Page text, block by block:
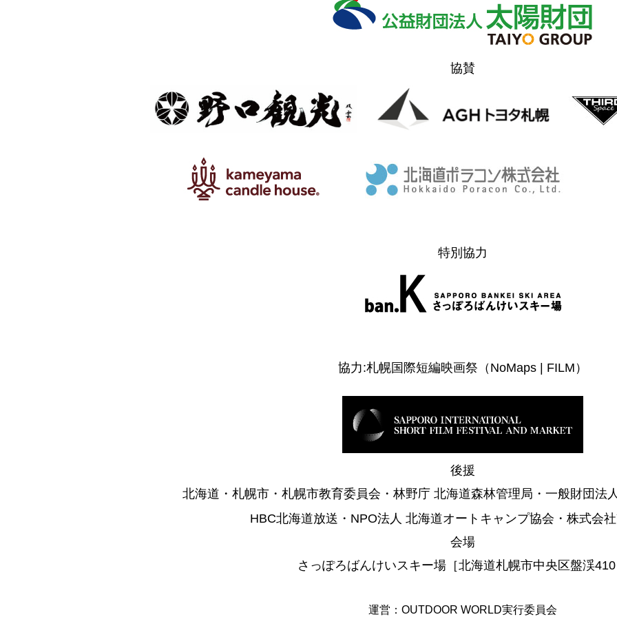
協賛
特別協力
協力:札幌国際短編映画祭（NoMaps | FILM）
後援
北海道・札幌市・札幌市教育委員会・林野庁 北海道森林管理局・一般財団法
HBC北海道放送・NPO法人 北海道オートキャンプ協会・株式会
会場
さっぽろばんけいスキー場［北海道札幌市中央区盤渓
運営：OUTDOOR WORLD実行委員会